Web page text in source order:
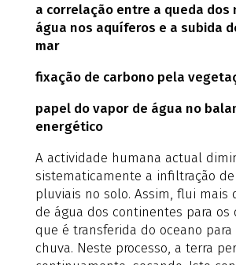
a correlação entre a queda dos
água nos aquíferos e a subida
mar
fixação de carbono pela
papel do vapor de água no
energético
A actividade humana actual
sistematicamente a infiltração de
pluviais no solo. Assim, flui mais
de água dos continentes para os
que é transferida do oceano
chuva. Neste processo, a terra